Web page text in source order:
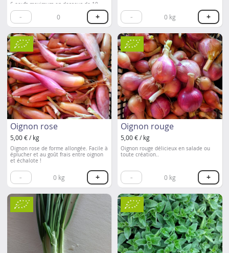
6 oeufs maximum en dessous de 10
euros de légumes commandés.
A partir de 10 euros de légumes
commandés, oeufs à volonté !
- 0 + - 0kg +
Oignon rose
5,00 € / kg
Oignon rose de forme allongée. Facile à
éplucher et au goût frais entre oignon
et échalote !
- 0 kg +
Oignon rouge
5,00 € / kg
Oignon rouge délicieux en salade ou
toute création..
- 0kg +